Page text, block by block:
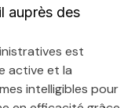
auprès des
est
active et la
intelligibles pour